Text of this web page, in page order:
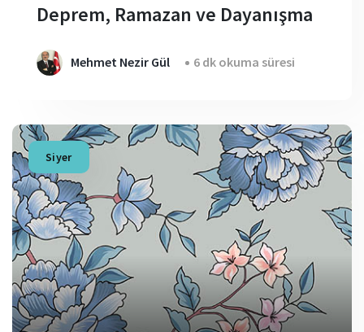
Deprem, Ramazan ve Dayanışma
Mehmet Nezir Gül 6 dk okuma süresi
Siyer